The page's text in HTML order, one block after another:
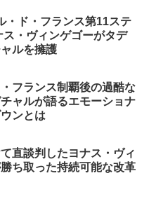
・ド・フランス第11ステ
・ヴィンゲゴーがタデ
ルを擁護
フランス制覇後の過酷な
ャルが語るエモーショナ
ンとは
直談判したヨナス・ヴィ
ち取った持続可能な改革